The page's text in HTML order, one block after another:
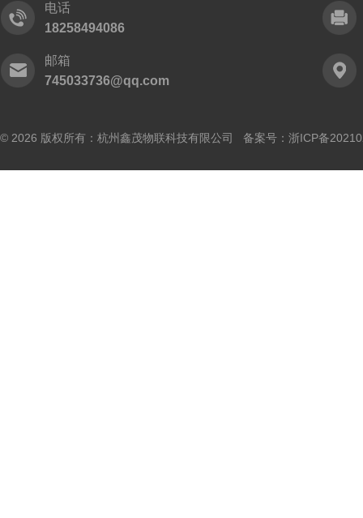
电话
18258494086
邮箱
745033736@qq.com
© 2026 版权所有：杭州鑫茂物联科技有限公司 备案号： 浙ICP备